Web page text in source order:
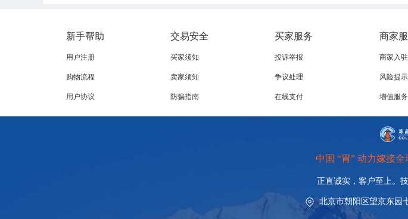
新手帮助
用户注册
购物流程
用户协议
交易安全
买家须知
卖家须知
防骗指南
买家服务
投诉举报
争议处理
在线支付
商家
商家入驻
风险提示
增值服务
中国 “胃” 动力嫁接
正直诚实，客户至上。
北京市朝阳区望京东园